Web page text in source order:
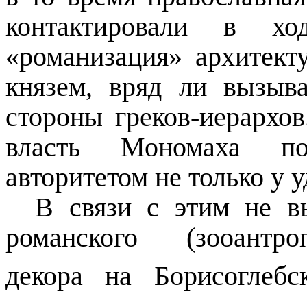
контактировали в
«романизация»
князем, вряд ли
стороны греков-
власть Мономаха
авторитетом не только у
В связи с этим не
романского
декора на